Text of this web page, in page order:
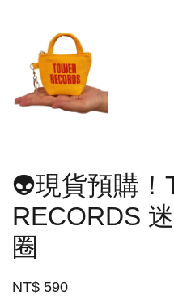
👽現貨預購！
RECORDS
圈
NT$ 590